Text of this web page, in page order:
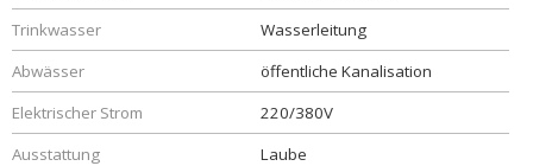
Trinkwasser
Wasserleitung
Abwässer
öffentliche Kanalisation
Elektrischer Strom
220/380V
Ausstattung
Laube